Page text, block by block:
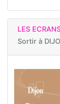
LES
Sortir à